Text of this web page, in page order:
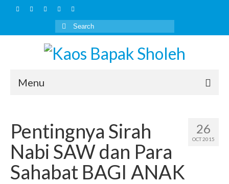
Search
for:
Menu
Artikel
Kaos Islami
HOW TO BUY
26
OCT 2015
Pentingnya Sirah
Nabi SAW dan Para
Sahabat BAGI ANAK